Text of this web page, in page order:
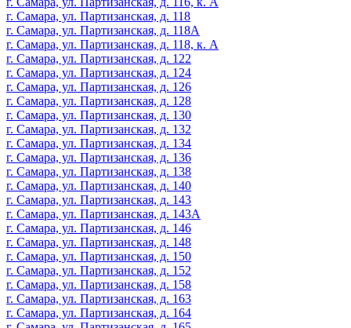
г. Самара, ул. Партизанская, д. 118
г. Самара, ул. Партизанская, д. 118А
г. Самара, ул. Партизанская, д. 118, к. А
г. Самара, ул. Партизанская, д. 122
г. Самара, ул. Партизанская, д. 124
г. Самара, ул. Партизанская, д. 126
г. Самара, ул. Партизанская, д. 128
г. Самара, ул. Партизанская, д. 130
г. Самара, ул. Партизанская, д. 132
г. Самара, ул. Партизанская, д. 134
г. Самара, ул. Партизанская, д. 136
г. Самара, ул. Партизанская, д. 138
г. Самара, ул. Партизанская, д. 140
г. Самара, ул. Партизанская, д. 143
г. Самара, ул. Партизанская, д. 143А
г. Самара, ул. Партизанская, д. 146
г. Самара, ул. Партизанская, д. 148
г. Самара, ул. Партизанская, д. 150
г. Самара, ул. Партизанская, д. 152
г. Самара, ул. Партизанская, д. 158
г. Самара, ул. Партизанская, д. 163
г. Самара, ул. Партизанская, д. 164